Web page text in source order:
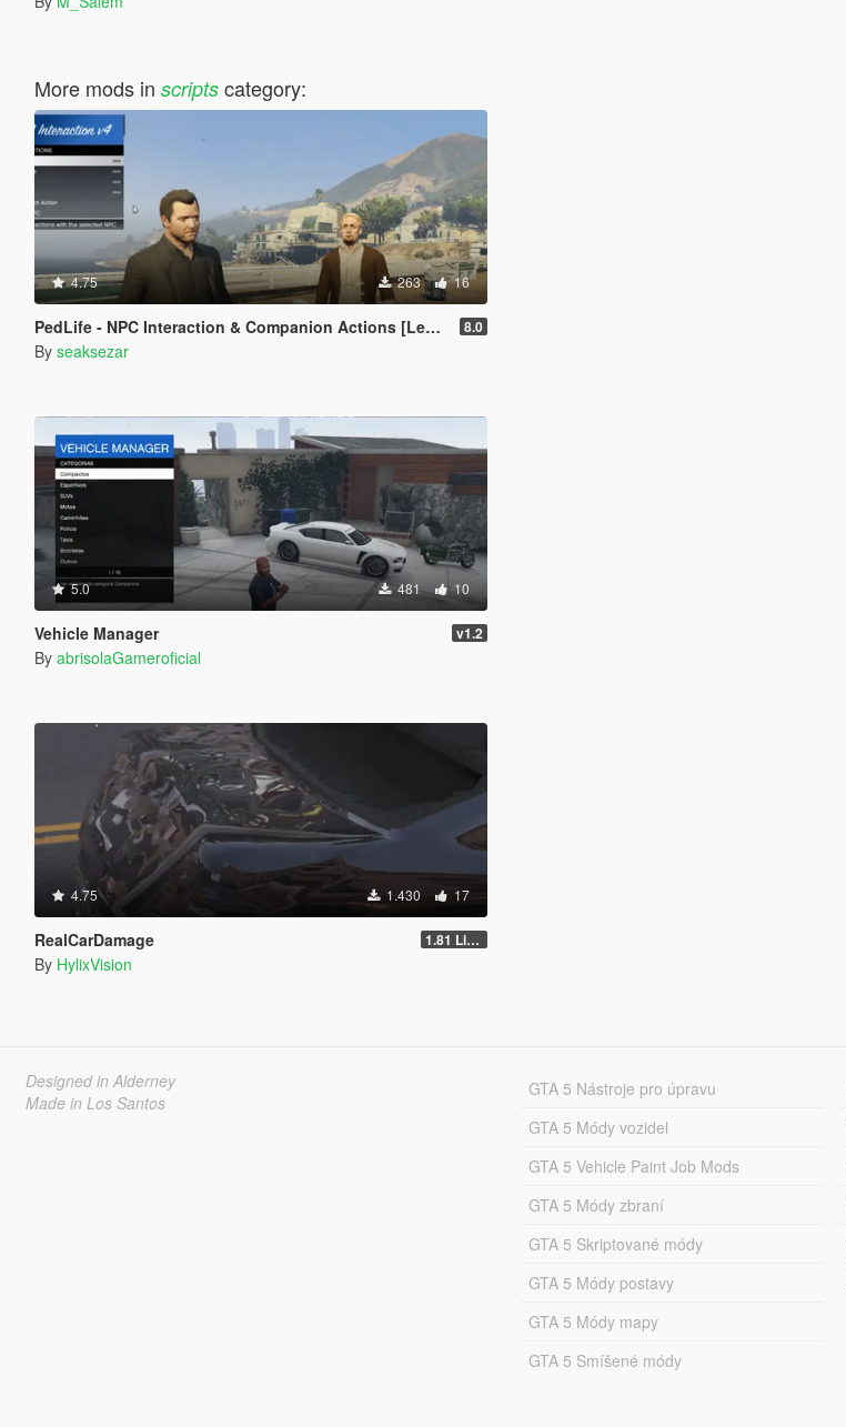
More mods in scriptscategory:
4.75 263 16
PedLife - NPC Interaction & Companion Actions [Legacy] 8.0
By seaksezar
5.0 481 10
Vehicle Manager v1.2
By abrisolaGameroficial
4.75 1.430 17
RealCarDamage 1.81 Light
By HylixVision
Designed in Alderney
Made in Los Santos
GTA 5 Nástroje pro úpravu
GTA 5 Módy vozidel
GTA 5 Vehicle Paint Job Mods
GTA 5 Módy zbraní
GTA 5 Skriptované módy
GTA 5 Módy postavy
GTA 5 Módy mapy
GTA 5 Smíšené módy